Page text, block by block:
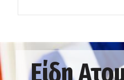
Είδη